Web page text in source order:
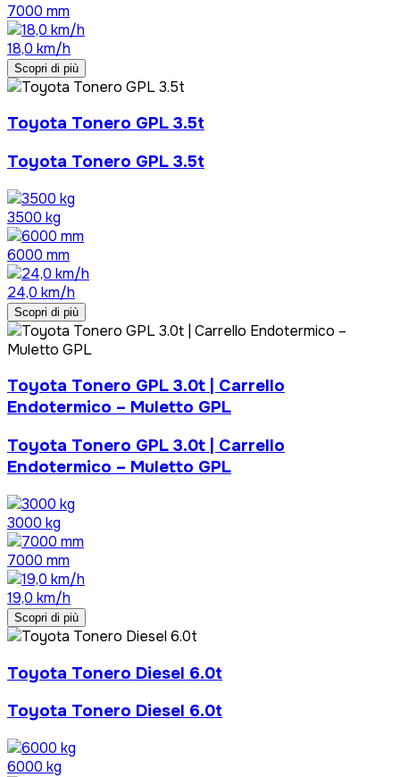
7000 mm
18,0 km/h
Scopri di più
Toyota Tonero GPL 3.5t
Toyota Tonero GPL 3.5t
3500 kg
6000 mm
24,0 km/h
Scopri di più
Toyota Tonero GPL 3.0t | Carrello
Endotermico – Muletto GPL
Toyota Tonero GPL 3.0t | Carrello
Endotermico – Muletto GPL
3000 kg
7000 mm
19,0 km/h
Scopri di più
Toyota Tonero Diesel 6.0t
Toyota Tonero Diesel 6.0t
6000 kg